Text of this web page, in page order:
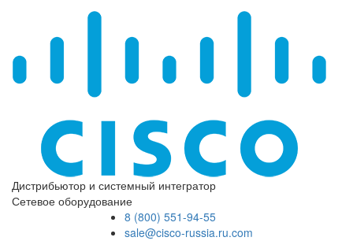
Дистрибьютор и системный интегратор
Сетевое оборудование
8 (800) 551-94-55
sale@cisco-russia.ru.com